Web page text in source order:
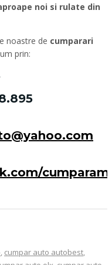
noi si rulate din
noastre de cumparari
prin:
, cumpar auto autobest,